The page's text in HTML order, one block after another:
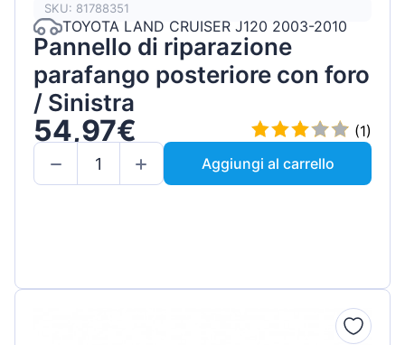
SKU: 81788351
TOYOTA LAND CRUISER J120 2003-2010
Pannello di riparazione
parafango posteriore con foro
/ Sinistra
54,97€
(1)
Aggiungi al carrello